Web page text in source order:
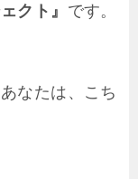
クト』 です。
なたは、こち